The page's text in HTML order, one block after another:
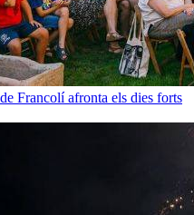
Francolí afronta els dies forts